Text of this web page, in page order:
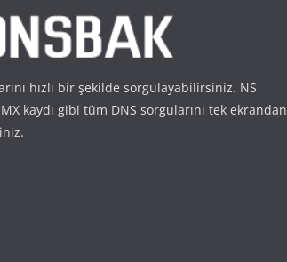
hızlı bir şekilde sorgulayabilirsiniz. NS
kaydı gibi tüm DNS sorgularını tek ekrandan